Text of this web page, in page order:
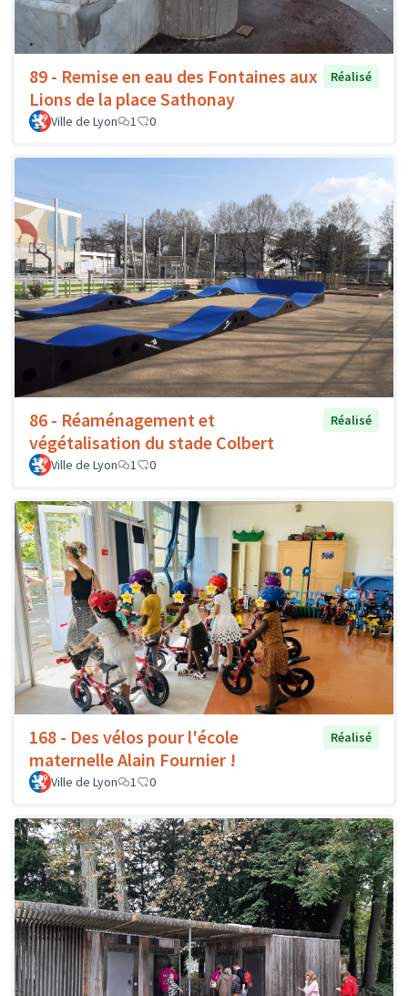
89 - Remise en eau des Fontaines aux
Lions de la place Sathonay
Réalisé
Ville de Lyon 1 0
86 - Réaménagement et
végétalisation du stade Colbert
Réalisé
Ville de Lyon 1 0
168 - Des vélos pour l'école
maternelle Alain Fournier !
Réalisé
Ville de Lyon 1 0